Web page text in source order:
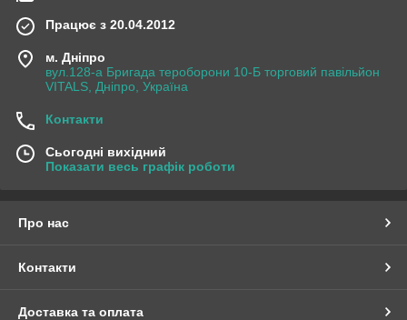
Працює з 20.04.2012
м. Дніпро
вул.128-а Бригада тероборони 10-Б торговий павільйон
VITALS, Дніпро, Україна
Контакти
Сьогодні вихідний
Показати весь графік роботи
Про нас
Контакти
Доставка та оплата